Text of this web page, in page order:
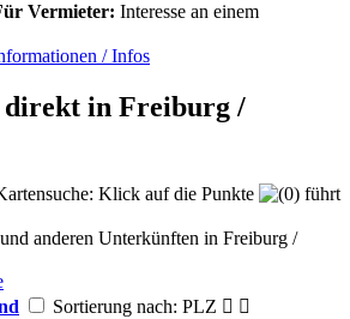
Vermieter: Interesse an einem
/Infos
direkt in Freiburg /
Klick auf die Punkte
führt
Sortierung nach: PLZ  